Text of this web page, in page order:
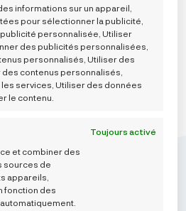
informations sur un appareil,
pour sélectionner la publicité,
personnalisée, Utiliser
des publicités personnalisées,
personnalisés, Utiliser des
contenus personnalisés,
services, Utiliser des données
le contenu.
Toujours activé
et combiner des
sources de
appareils,
fonction des
AU PANIER